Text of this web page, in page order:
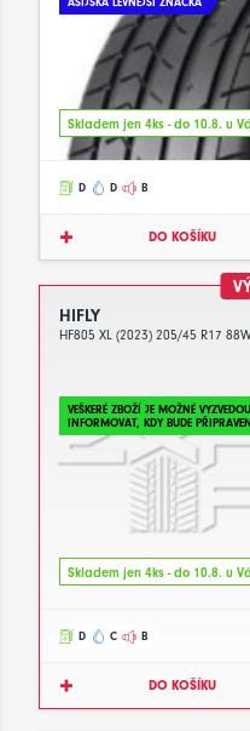
Skladem jen 4ks - do 10.8. u
D D B
DO KOŠÍKU
HIFLY
HF805 XL (2023) 205/45 R17
VEŠKERÉ ZBOŽÍ JE MOŽNÉ
INFORMOVAT, KDY BUDE
Skladem jen 4ks - do 10.8. u
D C B
DO KOŠÍKU